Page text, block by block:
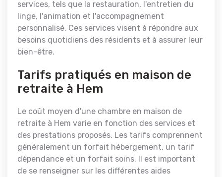
services, tels que la restauration, l'entretien du
linge, l'animation et l'accompagnement
personnalisé. Ces services visent à répondre aux
besoins quotidiens des résidents et à assurer leur
bien-être.
Tarifs pratiqués en maison de
retraite à Hem
Le coût moyen d'une chambre en maison de
retraite à Hem varie en fonction des services et
des prestations proposés. Les tarifs comprennent
généralement un forfait hébergement, un tarif
dépendance et un forfait soins. Il est important
de se renseigner sur les différentes aides